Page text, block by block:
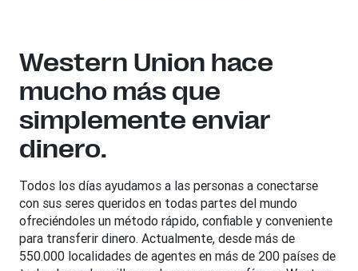
Western Union hace
mucho más que
simplemente enviar
dinero.
Todos los días ayudamos a las personas a conectarse
con sus seres queridos en todas partes del mundo
ofreciéndoles un método rápido, confiable y conveniente
para transferir dinero. Actualmente, desde más de
550.000 localidades de agentes en más de 200 países de